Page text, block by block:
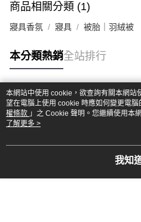
商品相關分類 (1)
寢具香氛 寢具 被胎｜羽絨被
本分類熱銷全站排行
熱門標籤
本網站中使用 cookie，欲查詢有關本網站
望在電腦上使用 cookie 時應如何變更電
權條款 」之 Cookie 聲明。您繼續使用本
用條款之 Cookie 聲明使用 cookie。
了解更多 >
我知